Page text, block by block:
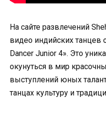
На сайте развлечений
видео индийских танцев
Dancer Junior 4». Это
окунуться в мир
выступлений юных
танцах культуру и